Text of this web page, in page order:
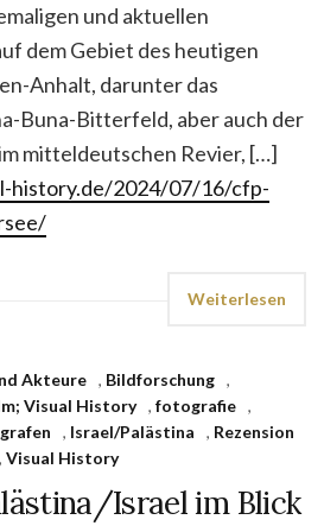
und aktuellen
dem Gebiet des heutigen
Anhalt, darunter das
Buna-Bitterfeld, aber auch der
mitteldeutschen Revier, […]
history.de/2024/07/16/cfp-
Weiterlesen
Akteure , Bildforschung ,
Visual History , fotografie ,
, Israel/Palästina , Rezension
, Visual History
Israel im Blick